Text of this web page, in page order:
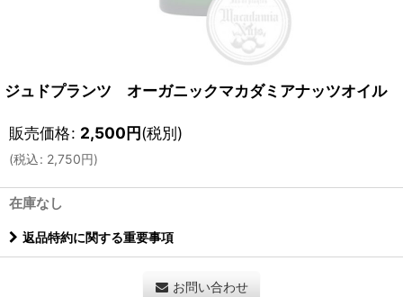
ジュドプランツ オーガニックマカダミアナッツオイル
販売価格: 2,500円(税別)
(税込: 2,750円)
在庫なし
返品特約に関する重要事項
お問い合わせ